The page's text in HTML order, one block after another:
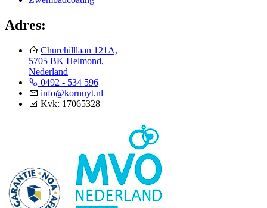
Adres:
Churchilllaan 121A,
5705 BK Helmond,
Nederland
0492 - 534 596
info@kornuyt.nl
Kvk: 17065328